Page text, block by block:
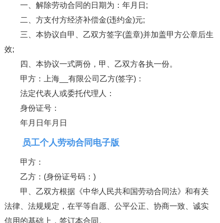
一、解除劳动合同的日期为：年月日;
二、方支付方经济补偿金(违约金)元;
三、本协议自甲、乙双方签字(盖章)并加盖甲方公章后生
效;
四、本协议一式两份，甲、乙双方各执一份。
甲方：上海__有限公司乙方(签字)：
法定代表人或委托代理人：
身份证号：
年月日年月日
员工个人劳动合同电子版
甲方：
乙方：(身份证号码：)
甲、乙双方根据《中华人民共和国劳动合同法》和有关
法律、法规规定，在平等自愿、公平公正、协商一致、诚实
信用的基础上，签订本合同。